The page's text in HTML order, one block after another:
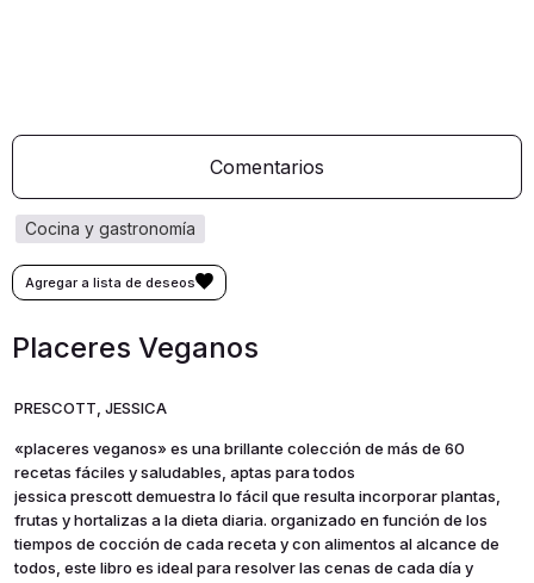
Comentarios
cocina y gastronomía
Placeres Veganos
PRESCOTT, JESSICA
«placeres veganos» es una brillante colección de más de 60
recetas fáciles y saludables, aptas para todos
jessica prescott demuestra lo fácil que resulta incorporar plantas,
frutas y hortalizas a la dieta diaria. organizado en función de los
tiempos de cocción de cada receta y con alimentos al alcance de
todos, este libro es ideal para resolver las cenas de cada día y